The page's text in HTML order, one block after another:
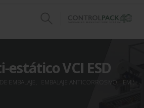
estático VCI ESD
EMBALAJE EMBALAJE ANTICORROSIVO